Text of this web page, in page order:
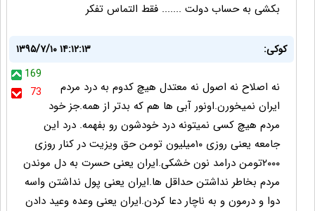
بکشی به حساب دولت ....... فقط التماس تفکر
کوکی:
۱۳۹۵/۷/۱۰ ۱۴:۱۲:۱۳
169
73
نه اصلاح نه اصول نه معتدل هیچ کدوم به درد مردم
ایران نمیخورن.اونور آبی ها هم که بدتر از همه.جز خود
مردم هیچ کسی نمیتونه درد خودشون رو بفهمه. درد این
جامعه یعنی روزی ۱۰میلیون تومن حق ویزیت در کنار روزی
۲۰۰۰تومن درامد نون خشکی.ایران یعنی حسرت به دل موندن
مردم بخاطر نداشتن حداقل ها.ایران یعنی پول نداشتن واسه
دوا و درمون و به ناچار دعا کردن.ایران یعنی وعده وعید دادن